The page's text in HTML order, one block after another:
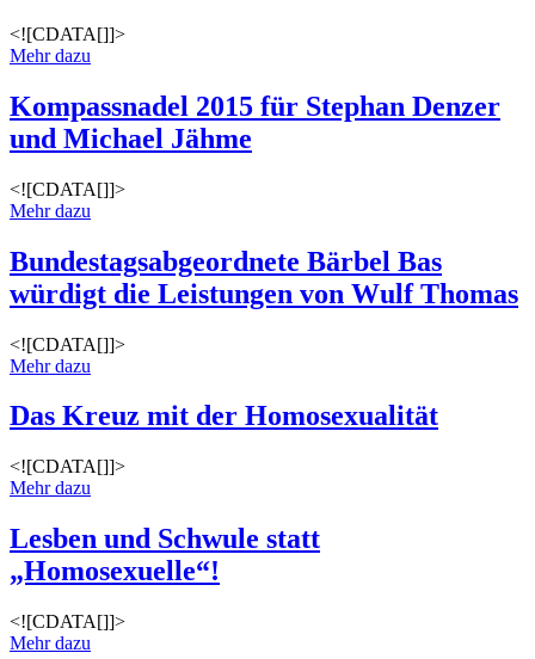
<![CDATA[]]>
Mehr dazu
Kompassnadel 2015 für Stephan Denzer
und Michael Jähme
<![CDATA[]]>
Mehr dazu
Bundestagsabgeordnete Bärbel Bas
würdigt die Leistungen von Wulf Thomas
<![CDATA[]]>
Mehr dazu
Das Kreuz mit der Homosexualität
<![CDATA[]]>
Mehr dazu
Lesben und Schwule statt
„Homosexuelle“!
<![CDATA[]]>
Mehr dazu